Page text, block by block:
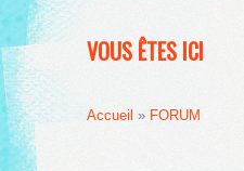
VOUS ÊTES ICI
Accueil » FORUM